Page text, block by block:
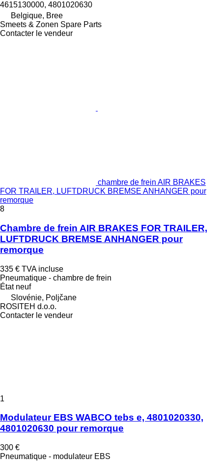
4615130000, 4801020630
Belgique, Bree
Smeets & Zonen Spare Parts
Contacter le vendeur
chambre de frein AIR BRAKES
FOR TRAILER, LUFTDRUCK BREMSE ANHANGER pour
remorque
8
Chambre de frein AIR BRAKES FOR TRAILER,
LUFTDRUCK BREMSE ANHANGER pour
remorque
335 € TVA incluse
Pneumatique - chambre de frein
Étatneuf
Slovénie, Poljčane
ROSITEH d.o.o.
Contacter le vendeur
1
Modulateur EBS WABCO tebs e, 4801020330,
4801020630 pour remorque
300 €
Pneumatique - modulateur EBS